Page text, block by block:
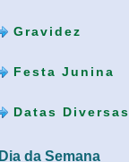
Gravidez
Festa Junina
Datas Diversas
Dia da Semana